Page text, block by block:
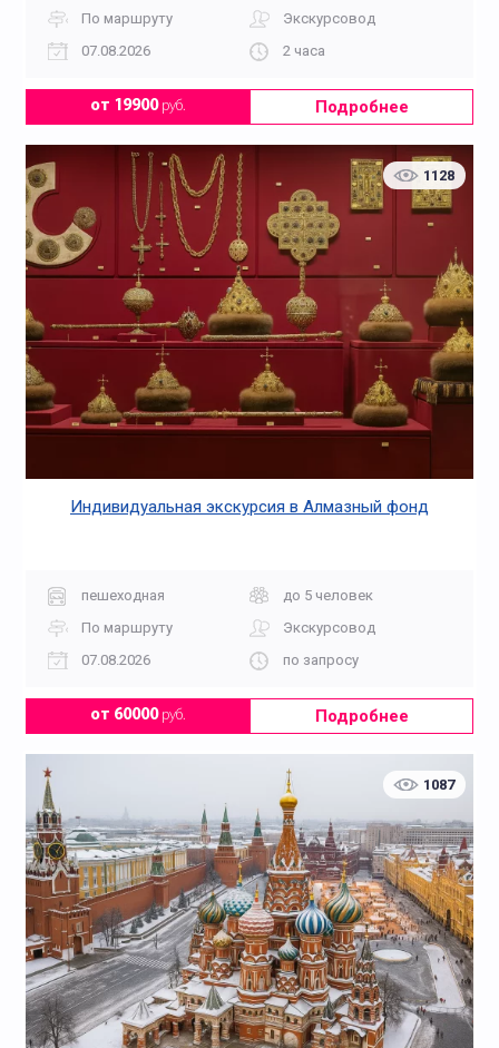
По маршруту
Экскурсовод
07.08.2026
2 часа
от 19900руб. Подробнее
1128
Индивидуальная экскурсия в Алмазный фонд
пешеходная
до 5 человек
По маршруту
Экскурсовод
07.08.2026
по запросу
от 60000руб. Подробнее
1087